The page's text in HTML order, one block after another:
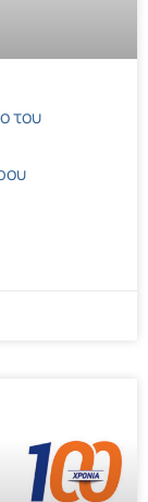
του